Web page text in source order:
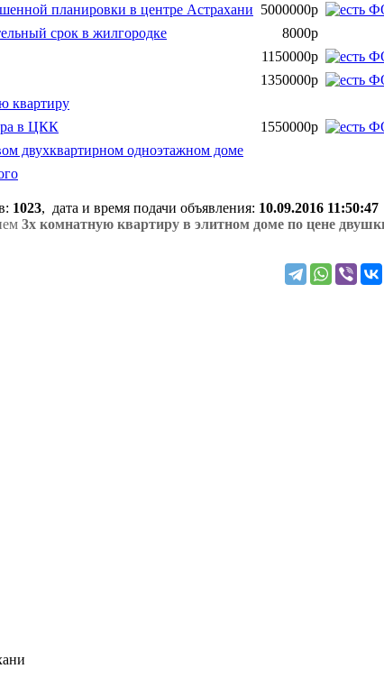
планировки в центре Астрахани 5000000р
срок в жилгородке 8000р
1150000р
1350000р
квартиру
в ЦКК 1550000р
двухквартирном одноэтажном доме
: 1023, дата и время подачи объявления: 10.09.2016 11:50:47
3х комнатную квартиру в элитном доме по цене